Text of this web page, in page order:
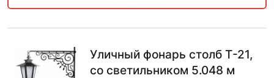
Уличный фонарь столб Т-21,
со светильником 5.048 м